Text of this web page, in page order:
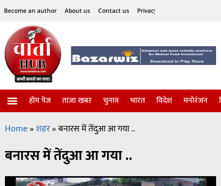
Become an author About us Contact us Privacy Policy
होम पेज ताजा खबर चुनाव भारत विदेश मनोरंजन
Home»शहर»बनारस में तेंदुआ आ गया ..
बनारस में तेंदुआ आ गया ..